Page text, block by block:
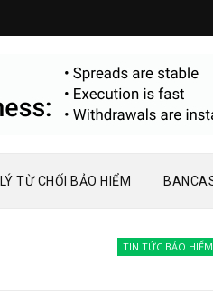
TỪ CHỐI BẢO HIỂM
TIN TỨC BẢO HIỂM